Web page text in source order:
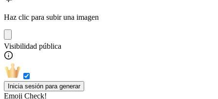
Haz clic para subir una imagen
Visibilidad pública
Inicia sesión para generar
Emoji Check!